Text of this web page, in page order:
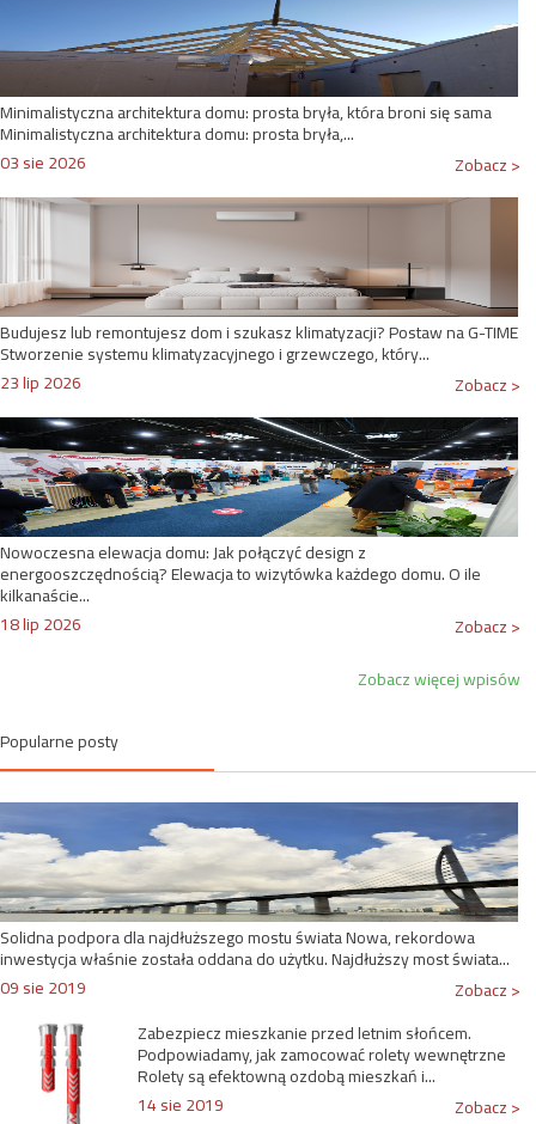
Minimalistyczna architektura domu: prosta bryła, która broni się sama
Minimalistyczna architektura domu: prosta bryła,...
03 sie 2026
Zobacz >
Budujesz lub remontujesz dom i szukasz klimatyzacji? Postaw na G-TIME
Stworzenie systemu klimatyzacyjnego i grzewczego, który...
23 lip 2026
Zobacz >
Nowoczesna elewacja domu: Jak połączyć design z
energooszczędnością? Elewacja to wizytówka każdego domu. O ile
kilkanaście...
18 lip 2026
Zobacz >
Zobacz więcej wpisów
Popularne posty
Solidna podpora dla najdłuższego mostu świata Nowa, rekordowa
inwestycja właśnie została oddana do użytku. Najdłuższy most świata...
09 sie 2019
Zobacz >
Zabezpiecz mieszkanie przed letnim słońcem.
Podpowiadamy, jak zamocować rolety wewnętrzne
Rolety są efektowną ozdobą mieszkań i...
14 sie 2019
Zobacz >